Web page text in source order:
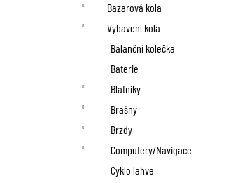
Bazarová kola
Vybavení kola
Balanční kolečka
Baterie
Blatníky
Brašny
Brzdy
Computery/Navigace
Cyklo lahve